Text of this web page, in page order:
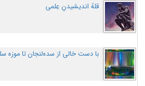
قلهُ اندیشیدنِ عِلمی
با دست خالی از سده‌لنجان تا موزه